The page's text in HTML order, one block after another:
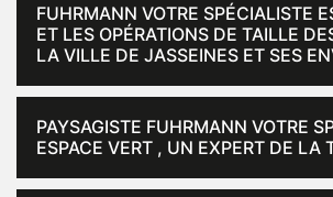
FUHRMANN VOTRE SPÉCIALISTE
ET LES OPÉRATIONS DE TAILLE
LA VILLE DE JASSEINES ET SES
PAYSAGISTE FUHRMANN VOTRE
ESPACE VERT , UN EXPERT DE LA